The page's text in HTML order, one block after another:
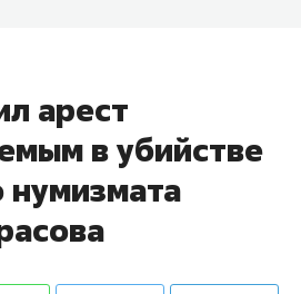
арест
в убийстве
нумизмата